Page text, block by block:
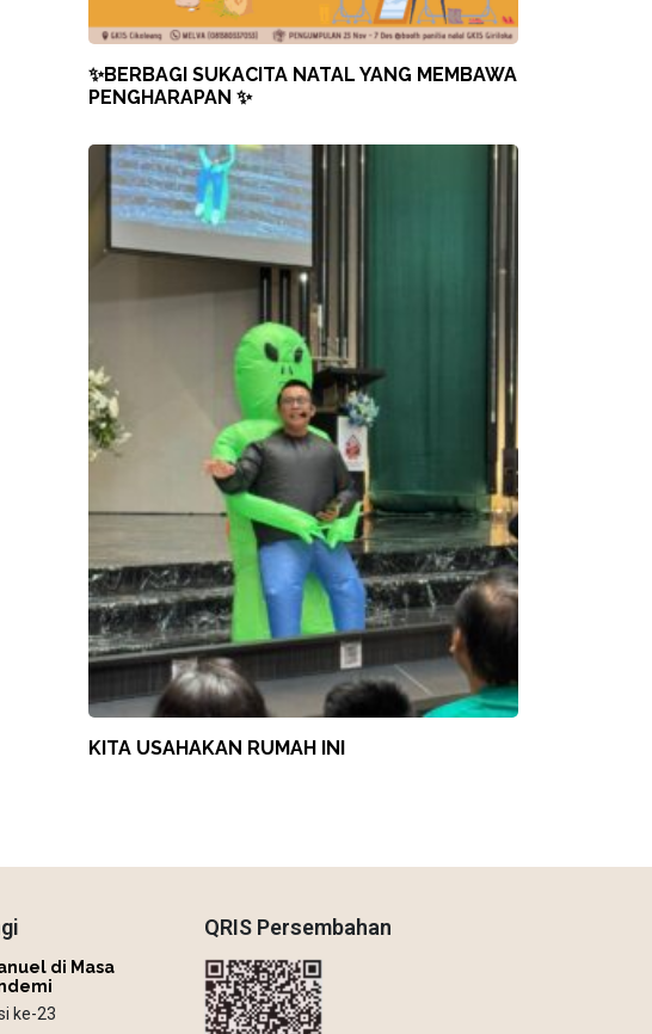
✨BERBAGI SUKACITA NATAL YANG MEMBAWA
PENGHARAPAN ✨
KITA USAHAKAN RUMAH INI
di Masa
ke-23
QRIS Persembahan